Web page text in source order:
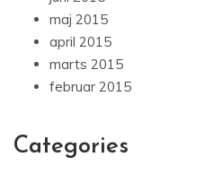
maj 2015
april 2015
marts 2015
februar 2015
Categories